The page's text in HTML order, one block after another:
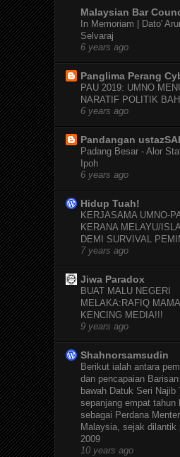
Malaysian Bar
In Memoriam | Dato'
Selvaraj
6 years ago
Panglima Perang
PAU 2019: UMNO
NARATIF POLITIK
6 years ago
Pandangan
Padang Besar - Alor
Ipoh
6 years ago
Hidup Tuah!
KERJASAMA UMNO-
KERANA MELAYU/
DEMI SURVIVAL
7 years ago
Jiwa Paradox
BUAT MALU NEGERI
MELAKA:RAFIQ
KENCING MEDIA!!!
9 years ago
Shahnorsamsudin
Berikut ialah antara
dan pencapaian
bawah Datuk Seri Najib
sepanjang empat tahun
sebagai Perdana
Malaysia, sejak dilantik
2009
10 years ago